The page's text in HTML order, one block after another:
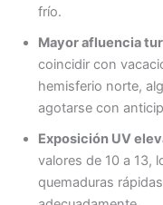
frío.
Mayor afluencia
coincidir con
hemisferio norte,
agotarse con
Exposición UV
valores de 10 a 13,
quemaduras